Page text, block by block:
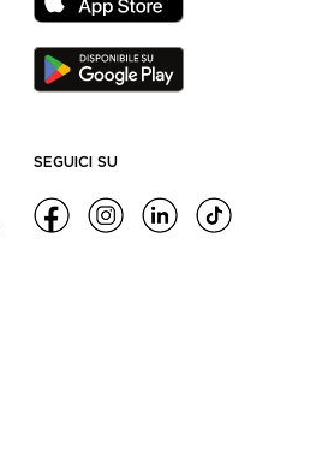
SEGUICI SU